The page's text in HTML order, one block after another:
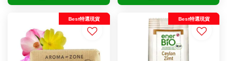
Best特選現貨 Best特選現貨